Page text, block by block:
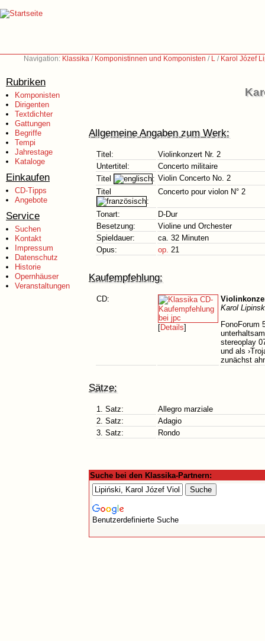
Navigation: Klassika / Komponistinnen und Komponisten / L / Karol Józef
Rubriken
Komponisten
Dirigenten
Textdichter
Gattungen
Begriffe
Tempi
Jahrestage
Kataloge
Einkaufen
CD-Tipps
Angebote
Service
Suchen
Kontakt
Impressum
Datenschutz
Historie
Opernhäuser
Veranstaltungen
Allgemeine Angaben zum Werk:
Titel:
Violinkonzert Nr. 2
Untertitel:
Concerto militaire
Titel
: Violin Concerto No. 2
Titel
:
Concerto pour violon N° 2
Tonart:
D-Dur
Besetzung:
Violine und Orchester
Spieldauer:
ca. 32 Minuten
Opus:
op. 21
Kaufempfehlung:
CD:
[Details]
Karol
FonoForum
stereoplay
und als
zunächst
Sätze:
1. Satz:
Allegro marziale
2. Satz:
Adagio
3. Satz:
Rondo
Suche bei den Klassika-Partnern:
Benutzerdefinierte Suche